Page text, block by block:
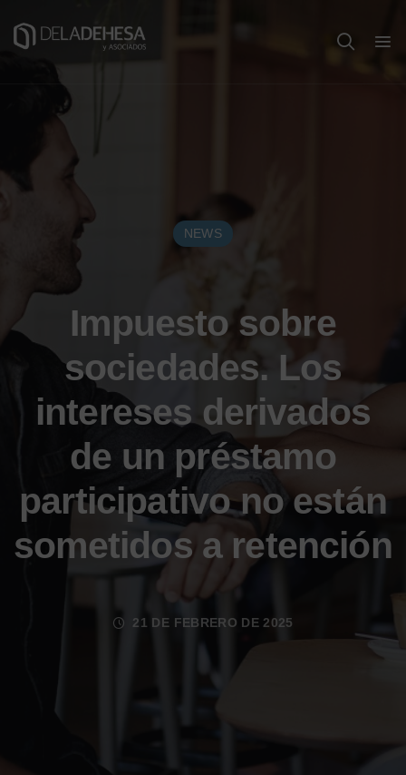
NEWS
Impuesto sobre
sociedades. Los
intereses derivados
de un préstamo
participativo no están
sometidos a retención
21 DE FEBRERO DE 2025